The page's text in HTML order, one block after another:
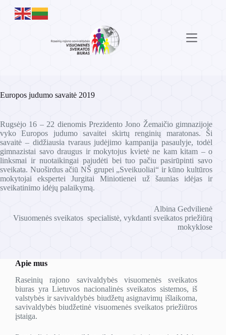
content
Europos judumo savaitė 2019
Rugsėjo 16 – 22 dienomis Prezidento Jono Žemaičio gimnazijoje
vyko Europos judumo savaitei skirtų renginių maratonas. Ši
savaitė – didžiausia tvaraus judėjimo kampanija pasaulyje, todėl
gimnazistai savo draugus ir mokytojus kvietė ne kam kitam – o
linksmai ir nuotaikingai pajudėti bei tuo pačiu pasirūpinti savo
sveikata. Nuoširdus ačiū NŠ grupei „Sveikuoliai“ ir kūno kultūros
mokytojai ekspertei Jurgitai Miniotienei už šaunias idėjas ir
sveikatinimo idėjų palaikymą.
Albina Gedvilienė
Visuomenės sveikatos specialistė, vykdanti sveikatos priežiūrą
mokyklose
Apie mus
Raseinių rajono savivaldybės visuomenės sveikatos
biuras yra Lietuvos nacionalinės sveikatos sistemos, iš
valstybės ir savivaldybės biudžetų asignavimų išlaikoma,
savivaldybės biudžetinė visuomenės sveikatos priežiūros
įstaiga.